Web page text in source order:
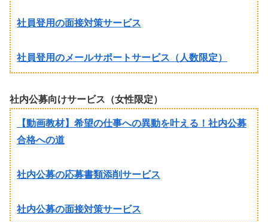
社員登用の面接対策サービス
社員登用のメールサポートサービス（人数限定）
社内公募向けサービス（女性限定）
【動画教材】希望の仕事への異動を叶える！社内公募
合格への道
社内公募の応募書類添削サービス
社内公募の面接対策サービス